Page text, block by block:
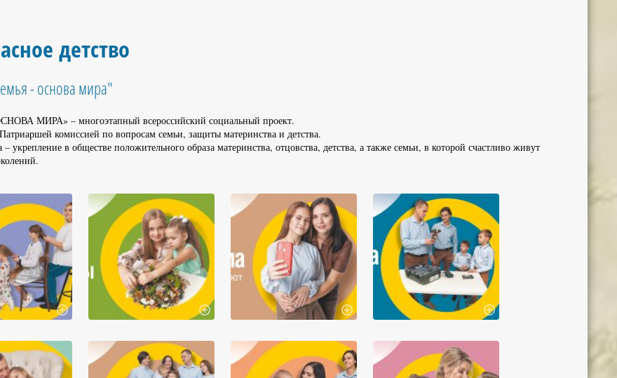
детство
- основа мира"
МИРА» – многоэтапный всероссийский социальный проект.
комиссией по вопросам семьи, защиты материнства и детства.
– укрепление в обществе положительного образа материнства, отцовства, детства, а также семьи, в которой счастливо живут